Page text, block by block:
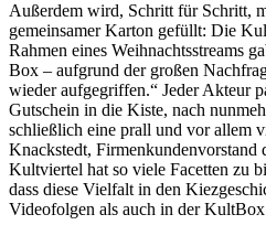
Außerdem wird, Schritt für Schritt,
gemeinsamer Karton gefüllt: Die
Rahmen eines Weihnachtsstreams
Box – aufgrund der großen
wieder aufgegriffen.“ Jeder Akteur
Gutschein in die Kiste, nach
schließlich eine prall und vor allem
Knackstedt,
Kultviertel hat so viele Facetten zu
dass diese Vielfalt in den
Videofolgen als auch in der